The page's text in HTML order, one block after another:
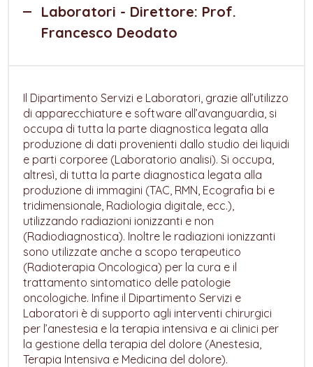
Laboratori - Direttore: Prof.
Francesco Deodato
Il Dipartimento Servizi e Laboratori, grazie all’utilizzo
di apparecchiature e software all’avanguardia, si
occupa di tutta la parte diagnostica legata alla
produzione di dati provenienti dallo studio dei liquidi
e parti corporee (Laboratorio analisi). Si occupa,
altresì, di tutta la parte diagnostica legata alla
produzione di immagini (TAC, RMN, Ecografia bi e
tridimensionale, Radiologia digitale, ecc.),
utilizzando radiazioni ionizzanti e non
(Radiodiagnostica). Inoltre le radiazioni ionizzanti
sono utilizzate anche a scopo terapeutico
(Radioterapia Oncologica) per la cura e il
trattamento sintomatico delle patologie
oncologiche. Infine il Dipartimento Servizi e
Laboratori è di supporto agli interventi chirurgici
per l’anestesia e la terapia intensiva e ai clinici per
la gestione della terapia del dolore (Anestesia,
Terapia Intensiva e Medicina del dolore).